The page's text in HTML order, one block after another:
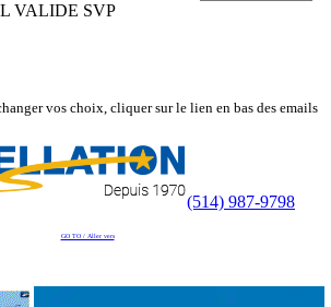
VALIDE SVP
vos choix, cliquer sur le lien en bas des emails
(514) 987-9798
GO TO / Aller vers